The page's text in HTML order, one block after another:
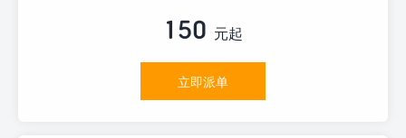
150 元起
立即派单